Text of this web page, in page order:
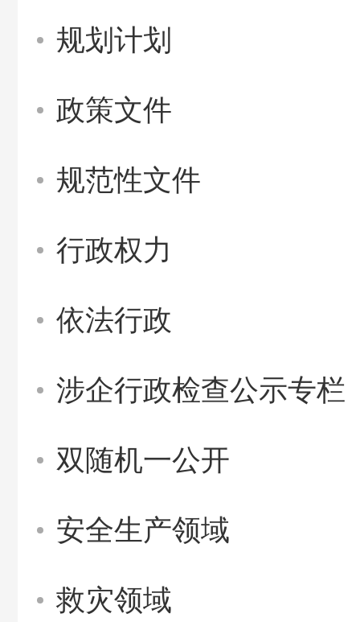
规划计划
政策文件
规范性文件
行政权力
依法行政
涉企行政检查公示专栏
双随机一公开
安全生产领域
救灾领域